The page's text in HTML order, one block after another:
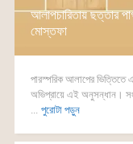
আলাপচারিতায় ছত্তার
মোস্তফা
পারস্পরিক আলাপের ভিত্তিতে
অভিপ্রায়ে এই অনুসন্ধান।
পুরোটা পড়ুন